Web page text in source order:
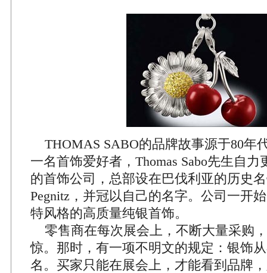
THOMAS SABO的品牌故事源于80年
一名首饰爱好者，Thomas Sabo先生自
的首饰公司，总部设在巴伐利亚的历史名
Pegnitz，并冠以自己的名字。公司一开
特风格的高质量纯银首饰。
零售商在每次展会上，不断大量采购
惊。那时，有一项不明文的规定：银饰
名。买家只能在展会上，才能看到品牌